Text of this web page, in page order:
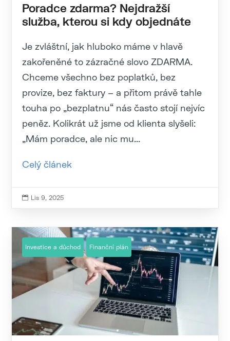
Poradce zdarma? Nejdražší
služba, kterou si kdy objednáte
Je zvláštní, jak hluboko máme v hlavě
zakořeněné to zázračné slovo ZDARMA.
Chceme všechno bez poplatků, bez
provize, bez faktury – a přitom právě tahle
touha po „bezplatnu“ nás často stojí nejvíc
peněz. Kolikrát už jsme od klienta slyšeli:
„Mám poradce, ale nic mu...
Celý článek
 Lis 9, 2025
Investice a důchod Finanční plán